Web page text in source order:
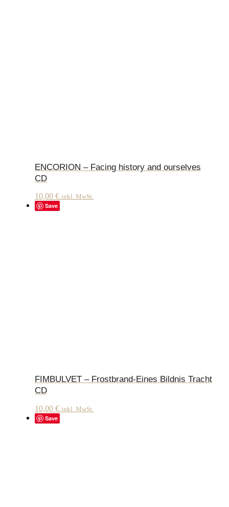
ENCORION – Facing history and ourselves
CD
10,00 € inkl. MwSt.
Save
FIMBULVET – Frostbrand-Eines Bildnis Tracht
CD
10,00 € inkl. MwSt.
Save